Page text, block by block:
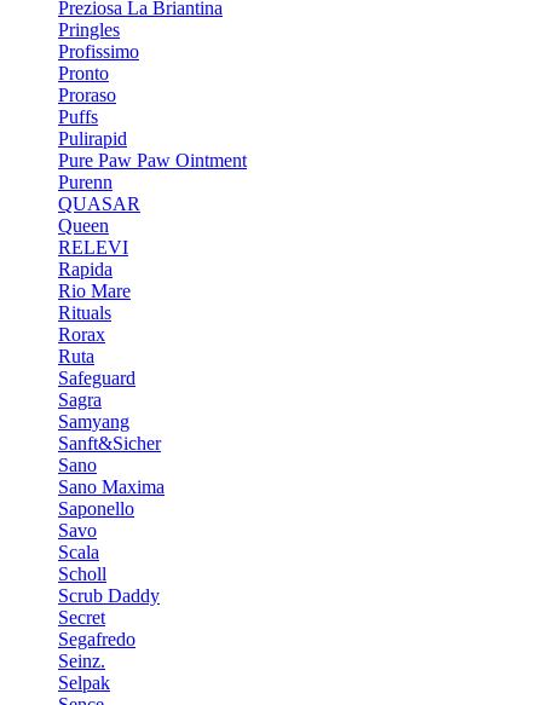
Preziosa La Briantina
Pringles
Profissimo
Pronto
Proraso
Puffs
Pulirapid
Pure Paw Paw Ointment
Purenn
QUASAR
Queen
RELEVI
Rapida
Rio Mare
Rituals
Rorax
Ruta
Safeguard
Sagra
Samyang
Sanft&Sicher
Sano
Sano Maxima
Saponello
Savo
Scala
Scholl
Scrub Daddy
Secret
Segafredo
Seinz.
Selpak